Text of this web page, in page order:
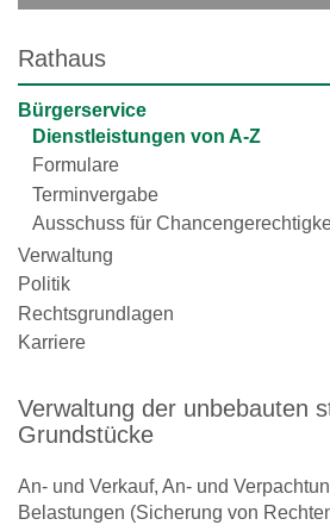
Rathaus
Bürgerservice
Dienstleistungen von A-Z
Formulare
Terminvergabe
Ausschuss für
Verwaltung
Politik
Rechtsgrundlagen
Karriere
Verwaltung der unbebauten
Grundstücke
An- und Verkauf, An- und
Belastungen (Sicherung von